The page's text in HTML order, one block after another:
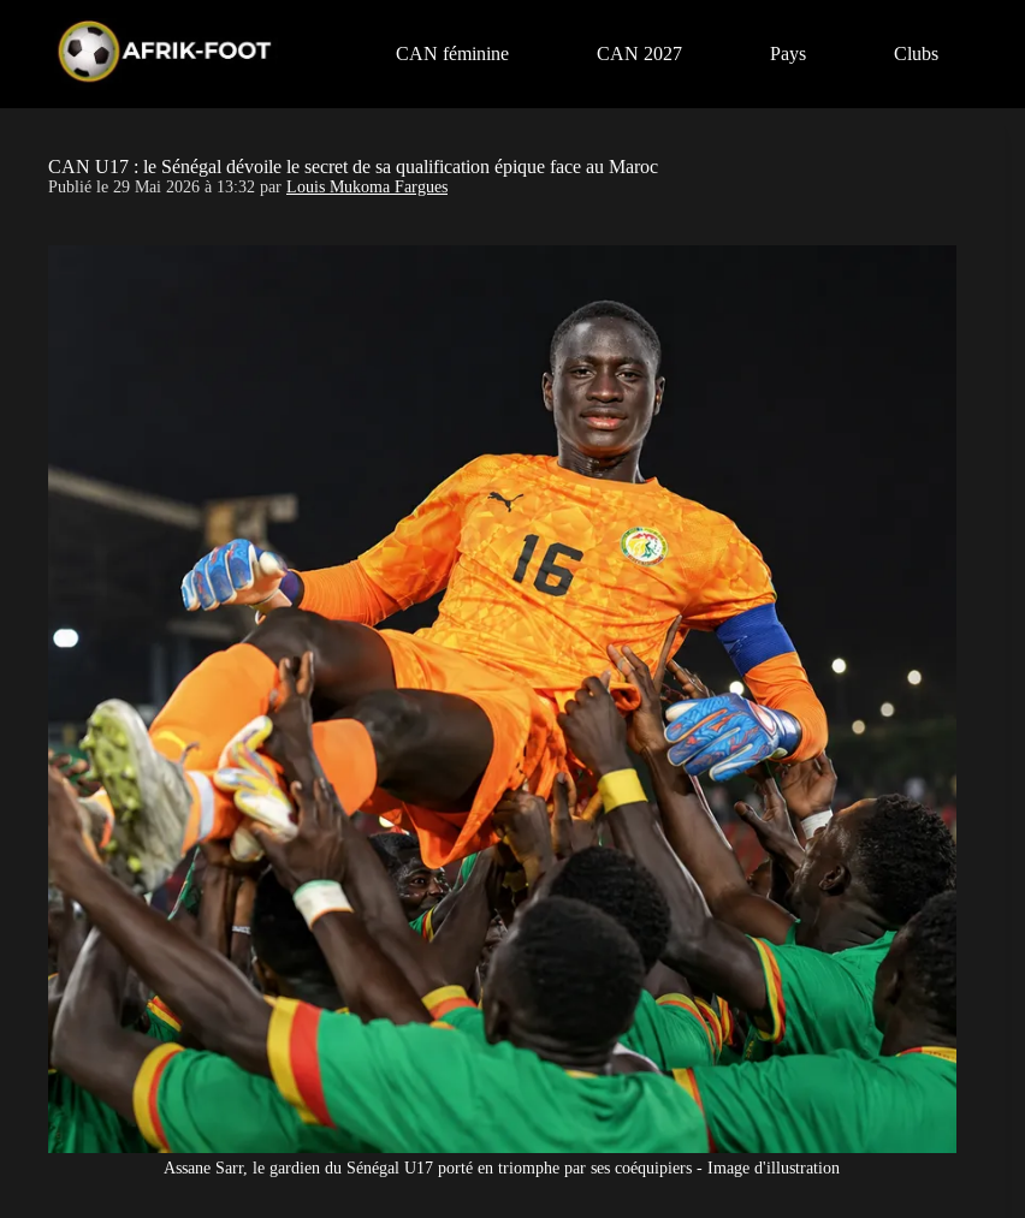
CAN féminine CAN 2027 Pays Clubs
CAN U17 : le Sénégal dévoile le secret de sa qualification épique face au Maroc
Publié le 29 Mai 2026 à 13:32 par Louis Mukoma Fargues
Assane Sarr, le gardien du Sénégal U17 porté en triomphe par ses coéquipiers - Image d'illustration